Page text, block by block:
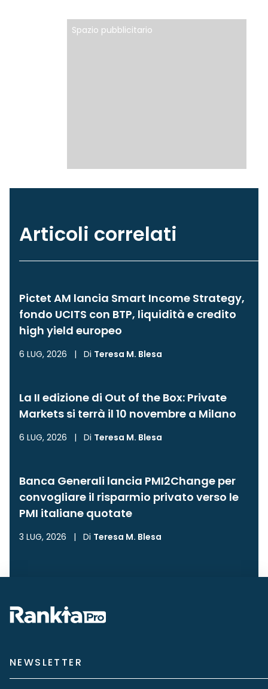
Spazio pubblicitario
Articoli correlati
Pictet AM lancia Smart Income Strategy,
fondo UCITS con BTP, liquidità e credito
high yield europeo
6 LUG, 2026 | Di Teresa M. Blesa
La II edizione di Out of the Box: Private
Markets si terrà il 10 novembre a Milano
6 LUG, 2026 | Di Teresa M. Blesa
Banca Generali lancia PMI2Change per
convogliare il risparmio privato verso le
PMI italiane quotate
3 LUG, 2026 | Di Teresa M. Blesa
NEWSLETTER